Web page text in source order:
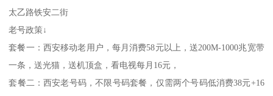
太乙路铁安二街
老号政策↓
套餐一：西安移动老用户，每月消费58元以上，送200M-1000兆宽带
一条，送光猫，送机顶盒，看电视每月16元，
套餐二：西安老号码，不限号码套餐，仅需两个号码低消费38元+16